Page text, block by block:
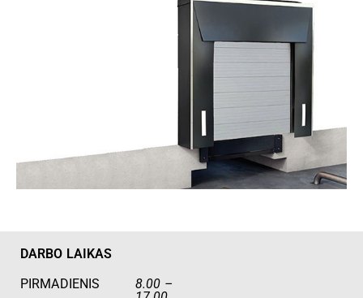
DARBO LAIKAS
PIRMADIENIS
8.00 –